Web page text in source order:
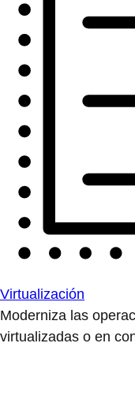
Virtualización
Moderniza las
virtualizadas o en